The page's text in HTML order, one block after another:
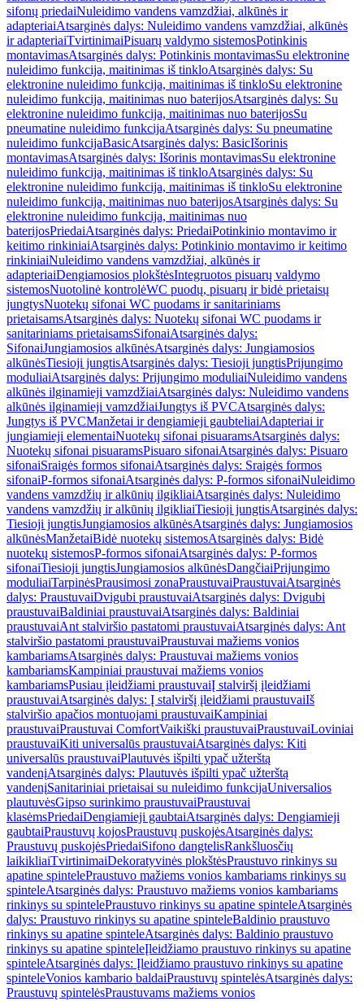
sifonų priedaiNuleidimo vandens vamzdžiai, alkūnės ir
adapteriaiAtsarginės dalys: Nuleidimo vandens vamzdžiai, alkūnės
ir adapteriaiTvirtinimaiPisuarų valdymo sistemosPotinkinis
montavimasAtsarginės dalys: Potinkinis montavimasSu elektronine
nuleidimo funkcija, maitinimas iš tinkloAtsarginės dalys: Su
elektronine nuleidimo funkcija, maitinimas iš tinkloSu elektronine
nuleidimo funkcija, maitinimas nuo baterijosAtsarginės dalys: Su
elektronine nuleidimo funkcija, maitinimas nuo baterijosSu
pneumatine nuleidimo funkcijaAtsarginės dalys: Su pneumatine
nuleidimo funkcijaBasicAtsarginės dalys: BasicIšorinis
montavimasAtsarginės dalys: Išorinis montavimasSu elektronine
nuleidimo funkcija, maitinimas iš tinkloAtsarginės dalys: Su
elektronine nuleidimo funkcija, maitinimas iš tinkloSu elektronine
nuleidimo funkcija, maitinimas nuo baterijosAtsarginės dalys: Su
elektronine nuleidimo funkcija, maitinimas nuo
baterijosPriedaiAtsarginės dalys: PriedaiPotinkinio montavimo ir
keitimo rinkiniaiAtsarginės dalys: Potinkinio montavimo ir keitimo
rinkiniaiNuleidimo vandens vamzdžiai, alkūnės ir
adapteriaiDengiamosios plokštėsIntegruotos pisuarų valdymo
sistemosNuotolinė kontrolėWC puodų, pisuarų ir bidė prietaisų
jungtysNuotekų sifonai WC puodams ir sanitariniams
prietaisamsAtsarginės dalys: Nuotekų sifonai WC puodams ir
sanitariniams prietaisamsSifonaiAtsarginės dalys:
SifonaiJungiamosios alkūnėsAtsarginės dalys: Jungiamosios
alkūnėsTiesioji jungtisAtsarginės dalys: Tiesioji jungtisPrijungimo
moduliaiAtsarginės dalys: Prijungimo moduliaiNuleidimo vandens
alkūnės ilginamieji vamzdžiaiAtsarginės dalys: Nuleidimo vandens
alkūnės ilginamieji vamzdžiaiJungtys iš PVCAtsarginės dalys:
Jungtys iš PVCManžetai ir dengiamieji gaubteliaiAdapteriai ir
jungiamieji elementaiNuotekų sifonai pisuaramsAtsarginės dalys:
Nuotekų sifonai pisuaramsPisuaro sifonaiAtsarginės dalys: Pisuaro
sifonaiSraigės formos sifonaiAtsarginės dalys: Sraigės formos
sifonaiP-formos sifonaiAtsarginės dalys: P-formos sifonaiNuleidimo
vandens vamzdžių ir alkūnių ilgikliaiAtsarginės dalys: Nuleidimo
vandens vamzdžių ir alkūnių ilgikliaiTiesioji jungtisAtsarginės dalys:
Tiesioji jungtisJungiamosios alkūnėsAtsarginės dalys: Jungiamosios
alkūnėsManžetaiBidė nuotekų sistemosAtsarginės dalys: Bidė
nuotekų sistemosP-formos sifonaiAtsarginės dalys: P-formos
sifonaiTiesioji jungtisJungiamosios alkūnėsDangčiaiPrijungimo
moduliaiTarpinėsPrausimosi zonaPraustuvaiPraustuvaiAtsarginės
dalys: PraustuvaiDvigubi praustuvaiAtsarginės dalys: Dvigubi
praustuvaiBaldiniai praustuvaiAtsarginės dalys: Baldiniai
praustuvaiAnt stalviršio pastatomi praustuvaiAtsarginės dalys: Ant
stalviršio pastatomi praustuvaiPraustuvai mažiems vonios
kambariamsAtsarginės dalys: Praustuvai mažiems vonios
kambariamsKampiniai praustuvai mažiems vonios
kambariamsPusiau įleidžiami praustuvaiĮ stalviršį įleidžiami
praustuvaiAtsarginės dalys: Į stalviršį įleidžiami praustuvaiIš
stalviršio apačios montuojami praustuvaiKampiniai
praustuvaiPraustuvai ComfortVaikiški praustuvaiPraustuvaiLoviniai
praustuvaiKiti universalūs praustuvaiAtsarginės dalys: Kiti
universalūs praustuvaiPlautuvės išpilti ypač užterštą
vandenįAtsarginės dalys: Plautuvės išpilti ypač užterštą
vandenįSanitariniai prietaisai su nuleidimo funkcijaUniversalios
plautuvėsGipso surinkimo praustuvaiPraustuvai
klasėmsPriedaiDengiamieji gaubtaiAtsarginės dalys: Dengiamieji
gaubtaiPraustuvų kojosPraustuvų puskojėsAtsarginės dalys:
Praustuvų puskojėsPriedaiSifono dangtelisRankšluosčių
laikikliaiTvirtinimaiDekoratyvinės plokštėsPraustuvo rinkinys su
apatine spintelePraustuvo mažiems vonios kambariams rinkinys su
spinteleAtsarginės dalys: Praustuvo mažiems vonios kambariams
rinkinys su spintelePraustuvo rinkinys su apatine spinteleAtsarginės
dalys: Praustuvo rinkinys su apatine spinteleBaldinio praustuvo
rinkinys su apatine spinteleAtsarginės dalys: Baldinio praustuvo
rinkinys su apatine spinteleĮleidžiamo praustuvo rinkinys su apatine
spinteleAtsarginės dalys: Įleidžiamo praustuvo rinkinys su apatine
spinteleVonios kambario baldaiPraustuvų spintelėsAtsarginės dalys:
Praustuvų spintelėsPraustuvams mažiems vonios